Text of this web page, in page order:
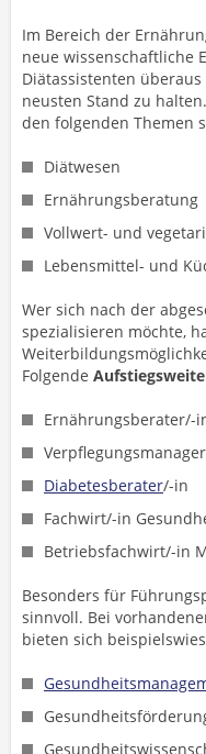
Im Bereich der
neue wissenschaftliche
Diätassistenten
neusten Stand zu halten.
den folgenden Themen
Diätwesen
Ernährungsberatung
Vollwert- und
Lebensmittel- und
Wer sich nach der
spezialisieren möchte,
Folgende
Ernährungsberater/-
Diabetesberater/-in
Fachwirt/-in
Betriebsfachwirt/-in
Besonders für
sinnvoll. Bei
bieten sich